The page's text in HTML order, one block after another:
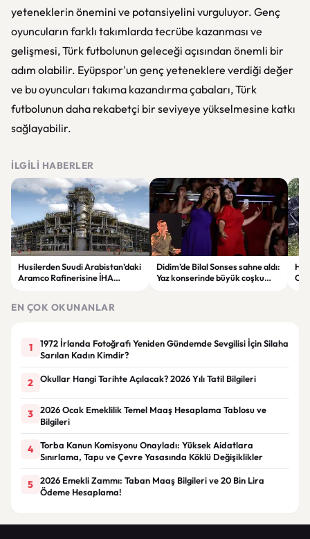
yeteneklerin önemini ve potansiyelini vurguluyor. Genç
oyuncuların farklı takımlarda tecrübe kazanması ve
gelişmesi, Türk futbolunun geleceği açısından önemli bir
adım olabilir. Eyüpspor'un genç yeteneklere verdiği değer
ve bu oyuncuları takıma kazandırma çabaları, Türk
futbolunun daha rekabetçi bir seviyeye yükselmesine katkı
sağlayabilir.
İLGILI HABERLER
Husilerden Suudi Arabistan’daki
Aramco Rafinerisine İHA
Didim’de Bilal Sonses sahne aldı:
Yaz konserinde büyük coşku
EN ÇOK OKUNANLAR
1
1972 İrlanda Fotoğrafı Yeniden Gündemde Sevgilisi İçin Silaha
Sarılan Kadın Kimdir?
2 Okullar Hangi Tarihte Açılacak? 2026 Yılı Tatil Bilgileri
3
2026 Ocak Emeklilik Temel Maaş Hesaplama Tablosu ve
Bilgileri
4
Torba Kanun Komisyonu Onayladı: Yüksek Aidatlara
Sınırlama, Tapu ve Çevre Yasasında Köklü Değişiklikler
5
2026 Emekli Zammı: Taban Maaş Bilgileri ve 20 Bin Lira
Ödeme Hesaplama!